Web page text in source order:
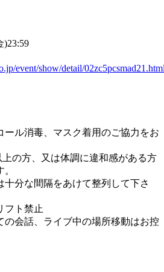
)23:59
event/show/detail/
ル消毒、マスク着用のご協力をお
の方、又は体調に違和感がある方
分な間隔をあけて整列して下さ
フト禁止
会話、ライブ中の場所移動はお控